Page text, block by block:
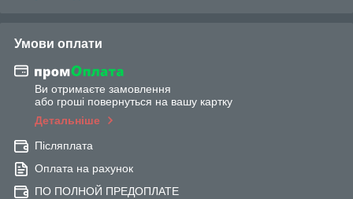
Умови оплати
Ви отримаєте замовлення
або гроші повернуться на вашу картку
Детальніше
Післяплата
Оплата на рахунок
ПО ПОЛНОЙ ПРЕДОПЛАТЕ